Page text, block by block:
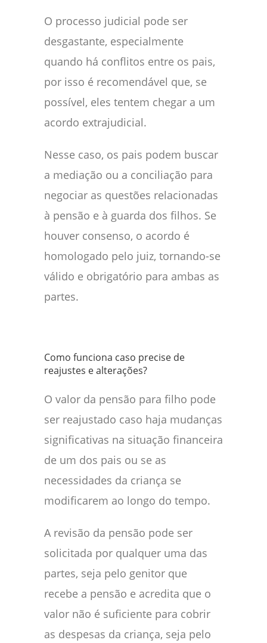
O processo judicial pode ser
desgastante, especialmente
quando há conflitos entre os pais,
por isso é recomendável que, se
possível, eles tentem chegar a um
acordo extrajudicial.
Nesse caso, os pais podem buscar
a mediação ou a conciliação para
negociar as questões relacionadas
à pensão e à guarda dos filhos. Se
houver consenso, o acordo é
homologado pelo juiz, tornando-se
válido e obrigatório para ambas as
partes.
Como funciona caso precise de
reajustes e alterações?
O valor da pensão para filho pode
ser reajustado caso haja mudanças
significativas na situação financeira
de um dos pais ou se as
necessidades da criança se
modificarem ao longo do tempo.
A revisão da pensão pode ser
solicitada por qualquer uma das
partes, seja pelo genitor que
recebe a pensão e acredita que o
valor não é suficiente para cobrir
as despesas da criança, seja pelo